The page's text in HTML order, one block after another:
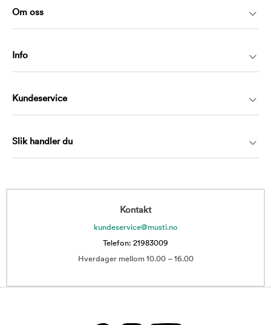
Om oss
Info
Kundeservice
Slik handler du
Kontakt
kundeservice@musti.no
Telefon: 21983009
Hverdager mellom 10.00 – 16.00